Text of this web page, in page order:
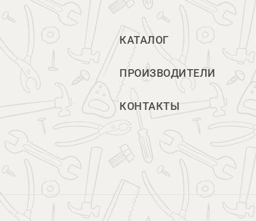
КАТАЛОГ
ПРОИЗВОДИТЕЛИ
КОНТАКТЫ